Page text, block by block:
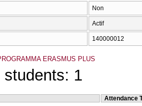
Non
Actif
140000012
ERASMUS PLUS
students: 1
Attendance